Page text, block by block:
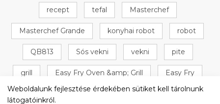
recept tefal Masterchef
Masterchef Grande konyhai robot robot
QB813 Sós vekni vekni pite
grill Easy Fry Oven &amp; Grill Easy Fry
Oven &amp; Grill + 16 következő
Weboldalunk fejlesztése érdekében sütiket kell tárolnunk
látogatóinkról.